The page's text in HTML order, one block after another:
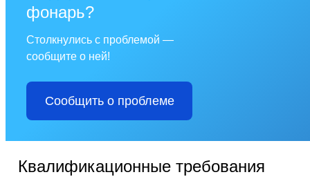
фонарь?
Столкнулись с проблемой —
сообщите о ней!
Сообщить о проблеме
Квалификационные требования